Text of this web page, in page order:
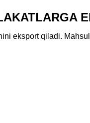
eksportqiladi.